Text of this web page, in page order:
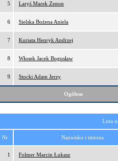
5 Laryś Marek Zenon
6 Sielska Bożena Aniela
7 Kuriata Henryk Andrzej
8 Włosek Jacek Bogusław
9 Stocki Adam Jerzy
Ogółem
Lista
Nr Nazwisko i imiona
1 Folmer Marcin Łukasz